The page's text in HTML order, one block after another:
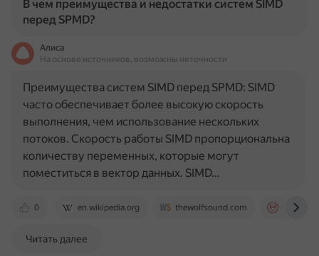
В чем преимущества и недостатки систем SIMD
перед SPMD?
Алиса
На основе источников, возможны неточности
0 en.wikipedia.org thewolfsound.com
Преимущества систем SIMD перед SPMD: SIMD
часто обеспечивает более высокую скорость
выполнения, чем использование нескольких
потоков. Скорость работы SIMD пропорциональна
количеству переменных, которые могут
поместиться в вектор данных. SIMD…
Читать далее